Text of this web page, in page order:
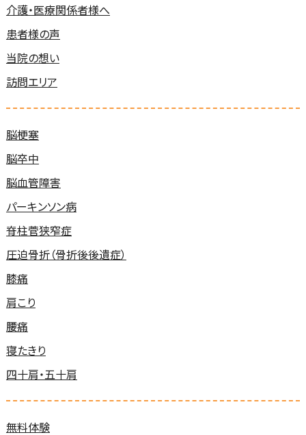
介護・医療関係者様へ
患者様の声
当院の想い
訪問エリア
脳梗塞
脳卒中
脳血管障害
パーキンソン病
脊柱菅狭窄症
圧迫骨折（骨折後後遺症）
膝痛
肩こり
腰痛
寝たきり
四十肩・五十肩
無料体験